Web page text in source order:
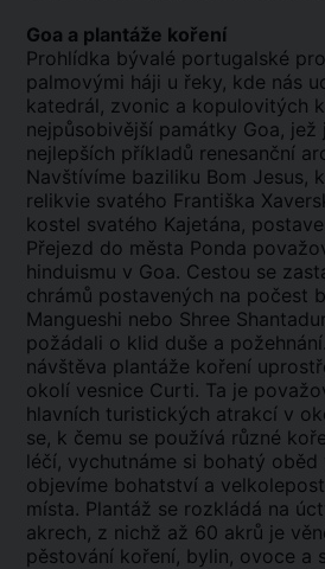
Goa a plantáže koření
Prohlídka bývalé portugalské
palmovými háji u řeky, kde nás
katedrál, zvonic a kopulovitých
nejpůsobivější památky Goa,
nejlepších příkladů renesanční
Navštívíme baziliku Bom Jesus,
relikvie svatého Františka
kostel svatého Kajetána,
Přejezd do města Ponda
hinduismu v Goa. Cestou se
chrámů postavených na počest
Mangueshi nebo Shree
požádali o klid duše a
návštěva plantáže koření
okolí vesnice Curti. Ta je
hlavních turistických atrakcí v
se, k čemu se používá různé
léčí, vychutnáme si bohatý
objevíme bohatství a
místa. Plantáž se rozkládá na
akrech, z nichž až 60 akrů je
pěstování koření, bylin, ovoce a